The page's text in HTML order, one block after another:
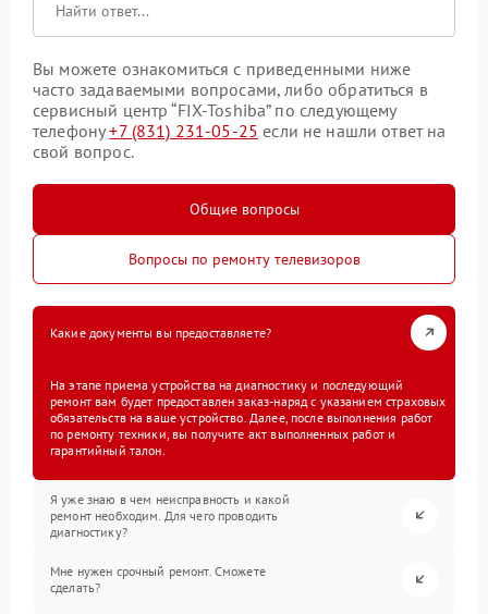
Вы можете ознакомиться с приведенными ниже
часто задаваемыми вопросами, либо обратиться в
сервисный центр “FIX-Toshiba” по следующему
телефону+7 (831) 231-05-25 если не нашли ответ на
свой вопрос.
Общие вопросы
Вопросы по ремонту телевизоров
Какие документы вы предоставляете?
На этапе приема устройства на диагностику и последующий
ремонт вам будет предоставлен заказ-наряд с указанием страховых
обязательств на ваше устройство. Далее, после выполнения работ
по ремонту техники, вы получите акт выполненных работ и
гарантийный талон.
Я уже знаю в чем неисправность и какой
ремонт необходим. Для чего проводить
диагностику?
Мне нужен срочный ремонт. Сможете
сделать?